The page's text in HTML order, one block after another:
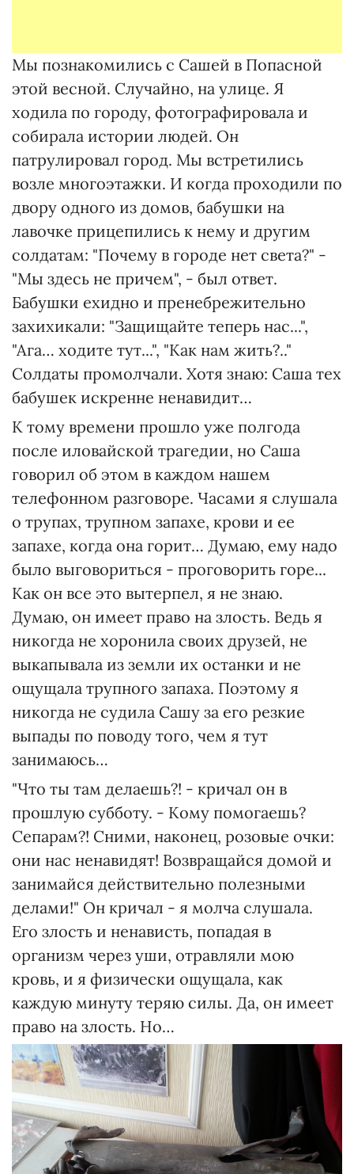
Мы познакомились с Сашей в Попасной
этой весной. Случайно, на улице. Я
ходила по городу, фотографировала и
собирала истории людей. Он
патрулировал город. Мы встретились
возле многоэтажки. И когда проходили по
двору одного из домов, бабушки на
лавочке прицепились к нему и другим
солдатам: "Почему в городе нет света?" -
"Мы здесь не причем", - был ответ.
Бабушки ехидно и пренебрежительно
захихикали: "Защищайте теперь нас...",
"Ага… ходите тут...", "Как нам жить?.."
Солдаты промолчали. Хотя знаю: Саша тех
бабушек искренне ненавидит…
К тому времени прошло уже полгода
после иловайской трагедии, но Саша
говорил об этом в каждом нашем
телефонном разговоре. Часами я слушала
о трупах, трупном запахе, крови и ее
запахе, когда она горит… Думаю, ему надо
было выговориться - проговорить горе...
Как он все это вытерпел, я не знаю.
Думаю, он имеет право на злость. Ведь я
никогда не хоронила своих друзей, не
выкапывала из земли их останки и не
ощущала трупного запаха. Поэтому я
никогда не судила Сашу за его резкие
выпады по поводу того, чем я тут
занимаюсь…
"Что ты там делаешь?! - кричал он в
прошлую субботу. - Кому помогаешь?
Сепарам?! Сними, наконец, розовые очки:
они нас ненавидят! Возвращайся домой и
занимайся действительно полезными
делами!" Он кричал - я молча слушала.
Его злость и ненависть, попадая в
организм через уши, отравляли мою
кровь, и я физически ощущала, как
каждую минуту теряю силы. Да, он имеет
право на злость. Но…